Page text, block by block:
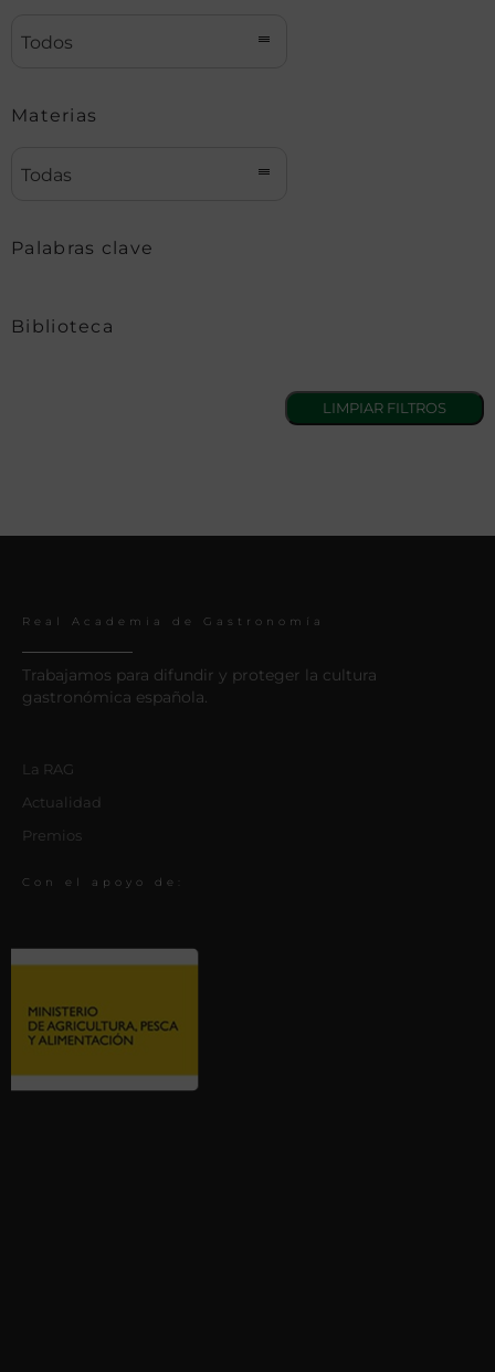
Todos
Materias
Todas
Palabras clave
Biblioteca
Real Academia de Gastronomía
Trabajamos para difundir y proteger la cultura
gastronómica española.
La RAG
Actualidad
Premios
Con el apoyo de: